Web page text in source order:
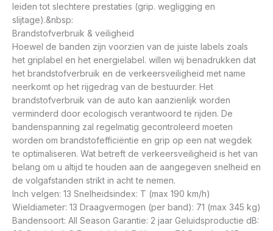
leiden tot slechtere prestaties (grip. wegligging en
slijtage).&nbsp:
Brandstofverbruik & veiligheid
Hoewel de banden zijn voorzien van de juiste labels zoals
het griplabel en het energielabel. willen wij benadrukken dat
het brandstofverbruik en de verkeersveiligheid met name
neerkomt op het rijgedrag van de bestuurder. Het
brandstofverbruik van de auto kan aanzienlijk worden
verminderd door ecologisch verantwoord te rijden. De
bandenspanning zal regelmatig gecontroleerd moeten
worden om brandstofefficiëntie en grip op een nat wegdek
te optimaliseren. Wat betreft de verkeersveiligheid is het van
belang om u altijd te houden aan de aangegeven snelheid en
de volgafstanden strikt in acht te nemen.
Inch velgen: 13 Snelheidsindex: T (max 190 km/h)
Wieldiameter: 13 Draagvermogen (per band): 71 (max 345 kg)
Bandensoort: All Season Garantie: 2 jaar Geluidsproductie dB: